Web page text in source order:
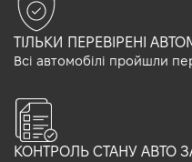
ТІЛЬКИ ПЕРЕВІРЕНІ
Всі автомобілі пройшли
КОНТРОЛЬ СТАНУ АВТО